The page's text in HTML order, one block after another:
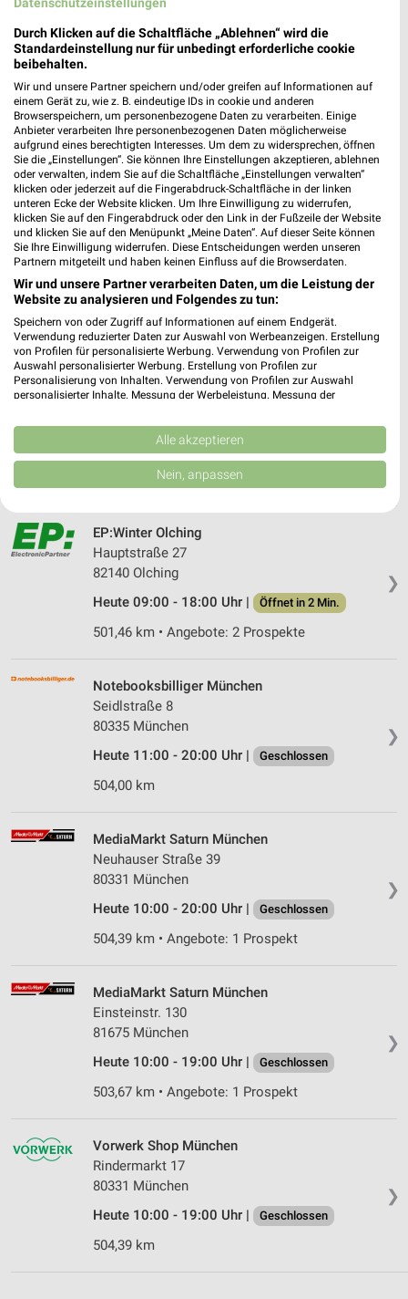
Hanauer Straße 77
80993 München
Heute 10:00 - 19:00 Uhr |
Geschlossen
500,11 km • Angebote: 1 Prospekt
expert TechnoMarkt Erding
Anton-Huber-Straße 4
85435 Erding
Heute 10:00 - 20:00 Uhr | Geschlossen
483,96 km
❯
MediaMarkt Saturn Unterföhring
Feringastraße 6
Heute 10:00 - 19:00 Uhr |
498,82 km • Angebote: 1 Prospekt
❯
EP:Winter Olching
Hauptstraße 27
82140 Olching
Heute 09:00 - 18:00 Uhr |
Öffnet in 2 Min.
501,46 km • Angebote: 2 Prospekte
❯
Notebooksbilliger München
Seidlstraße 8
80335 München
Heute 11:00 - 20:00 Uhr |
Geschlossen
504,00 km
❯
MediaMarkt Saturn München
Neuhauser Straße 39
80331 München
Heute 10:00 - 20:00 Uhr |
Geschlossen
504,39 km • Angebote: 1 Prospekt
❯
MediaMarkt Saturn München
Einsteinstr. 130
81675 München
Heute 10:00 - 19:00 Uhr |
Geschlossen
503,67 km • Angebote: 1 Prospekt
❯
Vorwerk Shop München
Rindermarkt 17
80331 München
Heute 10:00 - 19:00 Uhr |
Geschlossen
504,39 km
Durch Klicken auf die Schaltfläche „Ablehnen“ wird die
Standardeinstellung nur für unbedingt erforderliche cookie
beibehalten.
Wir und unsere Partner speichern und/oder greifen auf Informationen auf
einem Gerät zu, wie z. B. eindeutige IDs in cookie und anderen
Browserspeichern, um personenbezogene Daten zu verarbeiten. Einige
Anbieter verarbeiten Ihre personenbezogenen Daten möglicherweise
aufgrund eines berechtigten Interesses. Um dem zu widersprechen, öffnen
Sie die „Einstellungen“. Sie können Ihre Einstellungen akzeptieren, ablehnen
oder verwalten, indem Sie auf die Schaltfläche „Einstellungen verwalten“
klicken oder jederzeit auf die Fingerabdruck-Schaltfläche in der linken
unteren Ecke der Website klicken. Um Ihre Einwilligung zu widerrufen,
klicken Sie auf den Fingerabdruck oder den Link in der Fußzeile der Website
und klicken Sie auf den Menüpunkt „Meine Daten“. Auf dieser Seite können
Sie Ihre Einwilligung widerrufen. Diese Entscheidungen werden unseren
Partnern mitgeteilt und haben keinen Einfluss auf die Browserdaten.
Wir und unsere Partner verarbeiten Daten, um die Leistung der
Website zu analysieren und Folgendes zu tun:
Speichern von oder Zugriff auf Informationen auf einem Endgerät.
Verwendung reduzierter Daten zur Auswahl von Werbeanzeigen. Erstellung
von Profilen für personalisierte Werbung. Verwendung von Profilen zur
Auswahl personalisierter Werbung. Erstellung von Profilen zur
Personalisierung von Inhalten. Verwendung von Profilen zur Auswahl
personalisierter Inhalte. Messung der Werbeleistung. Messung der
Kombinationen von Daten aus verschiedenen Quellen. Entwicklung und
Verbesserung der Angebote. Verwendung reduzierter Daten zur Auswahl
von Inhalten.
Daten können außerhalb der Europäischen Union weitergegeben und in die
USA gesendet werden.
Website/App.
Partnerliste anzeigen (1 IAB-Anbieter)
Wir nutzen Ihre Daten für folgende Zwecke:
Speichern von oder Zugriff auf Informationen
auf einem Endgerät
Werbeanzeigen
Erstellung von Profilen für personalisierte
personalisierter Werbung
Erstellung von Profilen zur Personalisierung
von Inhalten
Verwendung von Profilen zur Auswahl
Messung der Werbeleistung
Analyse von Zielgruppen durch Statistiken oder
Entwicklung und Verbesserung der Angebote
IAB-Besonderheiten:
Verwendung genauer Standortdaten
Geräte anhand von aktiv angeforderten
Informationen identifizieren
Alle akzeptieren
Nein, anpassen